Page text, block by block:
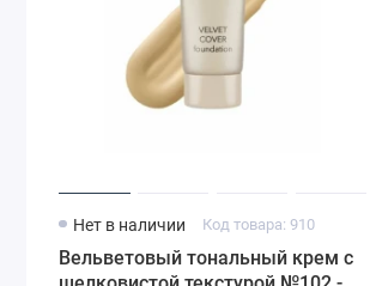
Нет в наличии Код товара: 910
Вельветовый тональный крем с